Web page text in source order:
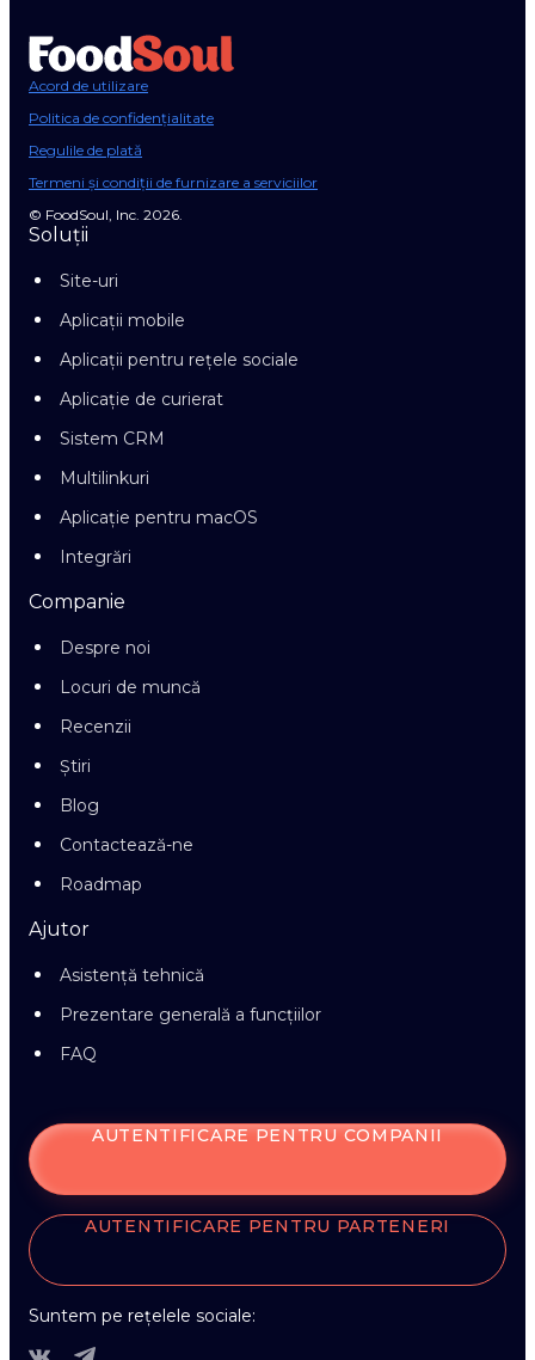
Acord de utilizare
Politica de confidențialitate
Regulile de plată
Termeni și condiții de furnizare a serviciilor
© FoodSoul, Inc. 2026.
Soluții
Site-uri
Aplicații mobile
Aplicații pentru rețele sociale
Aplicație de curierat
Sistem CRM
Multilinkuri
Aplicație pentru macOS
Integrări
Companie
Despre noi
Locuri de muncă
Recenzii
Știri
Blog
Contactează-ne
Roadmap
Ajutor
Asistență tehnică
Prezentare generală a funcțiilor
FAQ
AUTENTIFICARE PENTRU COMPANII
AUTENTIFICARE PENTRU PARTENERI
Suntem pe rețelele sociale: